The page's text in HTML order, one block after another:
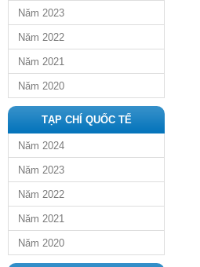
Năm 2023
Năm 2022
Năm 2021
Năm 2020
TẠP CHÍ QUỐC TẾ
Năm 2024
Năm 2023
Năm 2022
Năm 2021
Năm 2020